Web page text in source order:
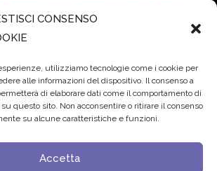
CONSENSO
utilizziamo tecnologie come i cookie per
alle informazioni del dispositivo. Il consenso a
di elaborare dati come il comportamento di
questo sito. Non acconsentire o ritirare il consenso
su alcune caratteristiche e funzioni.
Accetta
27 Luglio 2026
serve una governance condivisa»
Education Hub Higher Education